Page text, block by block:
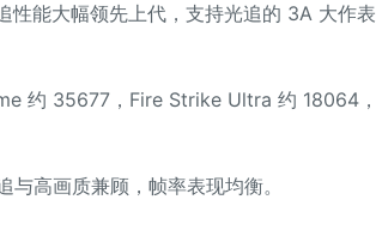
能大幅领先上代，支持光追的 3A 大作表
约 35677，Fire Strike Ultra 约 18064，
高画质兼顾，帧率表现均衡。